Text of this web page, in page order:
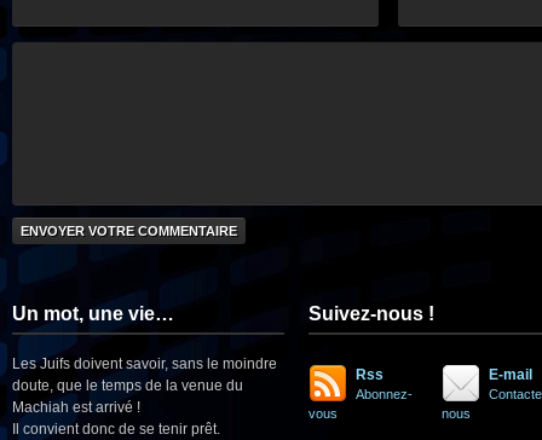
Un mot, une vie…
Les Juifs doivent savoir, sans le moindre
doute, que le temps de la venue du
Machiah est arrivé !
Il convient donc de se tenir prêt.
Suivez-nous !
Rss
Abonnez-
vous
E-mail
nous